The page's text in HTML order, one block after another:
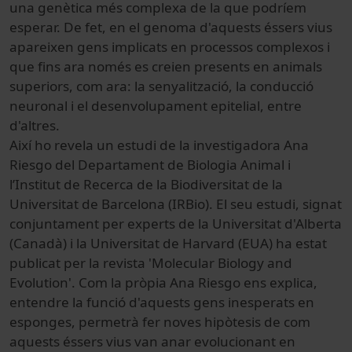
una genètica més complexa de la que podríem
esperar. De fet, en el genoma d'aquests éssers vius
apareixen gens implicats en processos complexos i
que fins ara només es creien presents en animals
superiors, com ara: la senyalització, la conducció
neuronal i el desenvolupament epitelial, entre
d'altres.
Així ho revela un estudi de la investigadora Ana
Riesgo del Departament de Biologia Animal i
l’Institut de Recerca de la Biodiversitat de la
Universitat de Barcelona (IRBio). El seu estudi, signat
conjuntament per experts de la Universitat d'Alberta
(Canadà) i la Universitat de Harvard (EUA) ha estat
publicat per la revista 'Molecular Biology and
Evolution'. Com la pròpia Ana Riesgo ens explica,
entendre la funció d'aquests gens inesperats en
esponges, permetrà fer noves hipòtesis de com
aquests éssers vius van anar evolucionant en